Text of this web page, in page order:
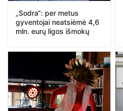
„Sodra“: per metus
gyventojai neatsiėmė 4,6
mln. eurų ligos išmokų